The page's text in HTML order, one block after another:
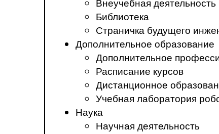
Библиотека
Страничка будущего
Дополнительное образование
Дополнительное
Расписание курсов
Дистанционное
Учебная лаборатория
Наука
Научная деятельность